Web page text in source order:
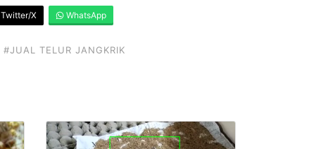
Twitter/X WhatsApp
#JUAL TELUR JANGKRIK